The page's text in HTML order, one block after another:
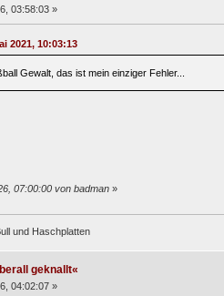
03:58:03 »
2021, 10:03:13
Gewalt, das ist mein einziger Fehler...
07:00:00 von badman»
und Haschplatten
geknallt«
04:02:07 »